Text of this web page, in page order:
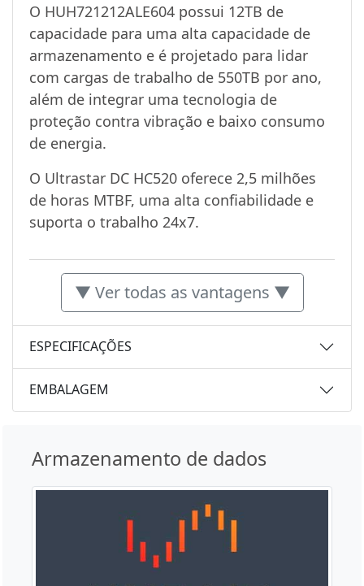
O HUH721212ALE604 possui 12TB de
capacidade para uma alta capacidade de
armazenamento e é projetado para lidar
com cargas de trabalho de 550TB por ano,
além de integrar uma tecnologia de
proteção contra vibração e baixo consumo
de energia.
O Ultrastar DC HC520 oferece 2,5 milhões
de horas MTBF, uma alta confiabilidade e
suporta o trabalho 24x7.
▼ Ver todas as vantagens ▼
ESPECIFICAÇÕES
EMBALAGEM
Armazenamento de dados